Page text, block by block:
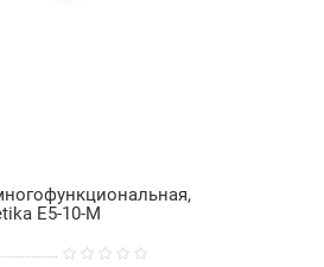
E5-10-M